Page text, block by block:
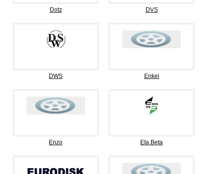
Dotz DVS
DWS Enkei
Enzo Eta Beta